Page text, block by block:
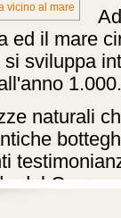
ed il mare
si sviluppa
1.000.
naturali
del